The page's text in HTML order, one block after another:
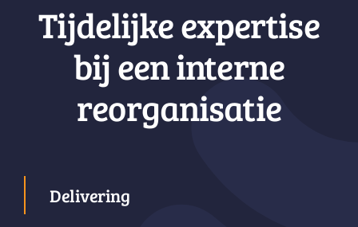
Tijdelijke expertise
bij een interne
reorganisatie
Delivering